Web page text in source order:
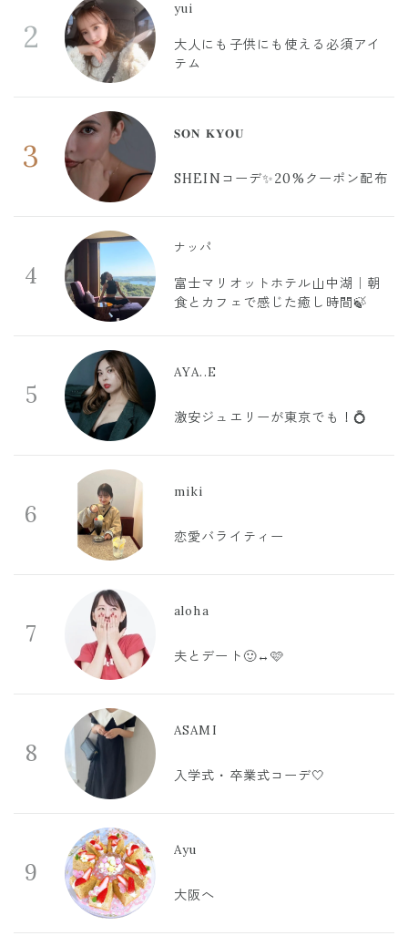
2
yui
大人にも子供にも使える必須アイ
テム
3
𝐒𝐎𝐍 𝐊𝐘𝐎𝐔
SHEINコーデ✨20%クーポン配布
4
ナッパ
富士マリオットホテル山中湖｜朝
食とカフェで感じた癒し時間🍃
5
AYA..E
激安ジュエリーが東京でも！💍
6
miki
恋愛バライティー
7
aloha
夫とデート🙂‍↔️🩷
8
ASAMI
入学式・卒業式コーデ🤍
9
Ayu
大阪へ